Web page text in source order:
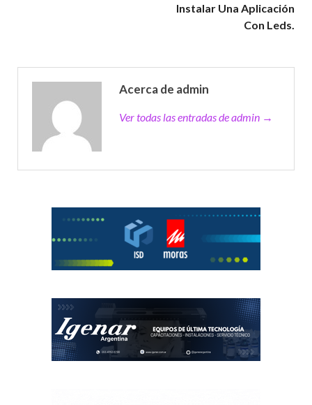
Instalar Una Aplicación
Con Leds.
Acerca de admin
Ver todas las entradas de admin →